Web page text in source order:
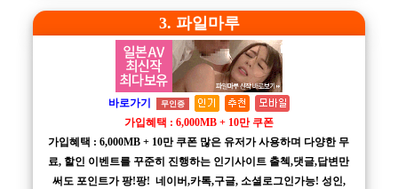
3. 파일마루
바로가기 무인증
가입혜택 : 6,000MB + 10만 쿠폰
가입혜택 : 6,000MB + 10만 쿠폰 많은 유저가 사용하며 다양한 무
료, 할인 이벤트를 꾸준히 진행하는 인기사이트 출첵,댓글,답변만
써도 포인트가 팡!팡! 네이버,카톡,구글, 소셜로그인가능! 성인,